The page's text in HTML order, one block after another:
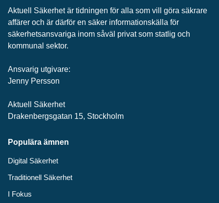
Aktuell Säkerhet är tidningen för alla som vill göra säkrare
affärer och är därför en säker informationskälla för
säkerhets­ansvariga inom såväl privat som statlig och
kommunal sektor.
Ansvarig utgivare:
Jenny Persson
Aktuell Säkerhet
Drakenbergsgatan 15, Stockholm
Populära ämnen
Digital Säkerhet
Traditionell Säkerhet
I Fokus